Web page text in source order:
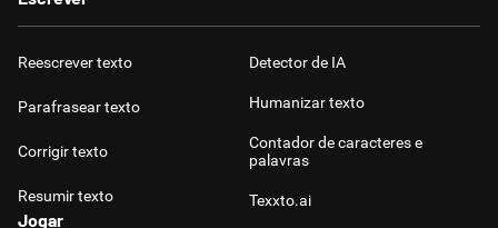
Reescrever texto
Parafrasear texto
Corrigir texto
Resumir texto
Detector de IA
Humanizar texto
Contador de caracteres e
palavras
Texxto.ai
Jogar